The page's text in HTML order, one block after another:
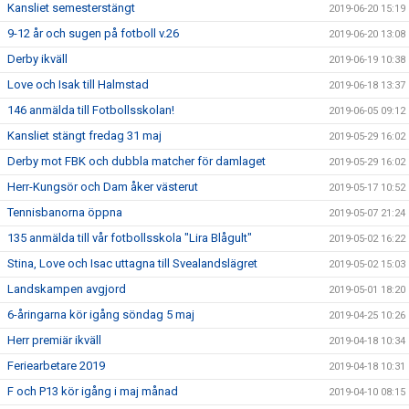
Kansliet semesterstängt 2019-06-20 15:19
9-12 år och sugen på fotboll v.26 2019-06-20 13:08
Derby ikväll 2019-06-19 10:38
Love och Isak till Halmstad 2019-06-18 13:37
146 anmälda till Fotbollsskolan! 2019-06-05 09:12
Kansliet stängt fredag 31 maj 2019-05-29 16:02
Derby mot FBK och dubbla matcher för damlaget 2019-05-29 16:02
Herr-Kungsör och Dam åker västerut 2019-05-17 10:52
Tennisbanorna öppna 2019-05-07 21:24
135 anmälda till vår fotbollsskola "Lira Blågult" 2019-05-02 16:22
Stina, Love och Isac uttagna till Svealandslägret 2019-05-02 15:03
Landskampen avgjord 2019-05-01 18:20
6-åringarna kör igång söndag 5 maj 2019-04-25 10:26
Herr premiär ikväll 2019-04-18 10:34
Feriearbetare 2019 2019-04-18 10:31
F och P13 kör igång i maj månad 2019-04-10 08:15